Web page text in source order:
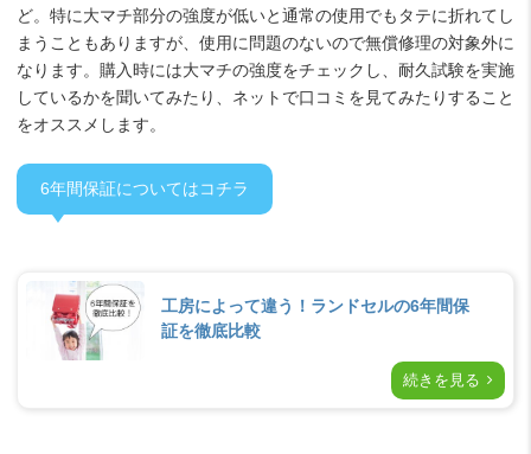
ど。特に大マチ部分の強度が低いと通常の使用でもタテに折れてし
まうこともありますが、使用に問題のないので無償修理の対象外に
なります。購入時には大マチの強度をチェックし、耐久試験を実施
しているかを聞いてみたり、ネットで口コミを見てみたりすること
をオススメします。
6年間保証についてはコチラ
工房によって違う！ランドセルの6年間保
証を徹底比較
続きを見る